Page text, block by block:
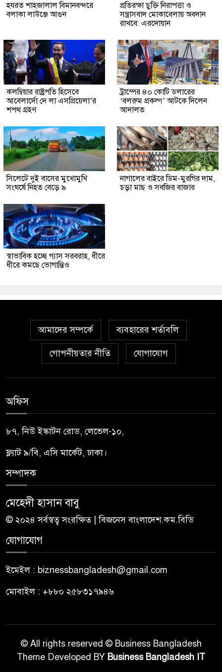
হযরত শাহজালাল বিমানবন্দরে
বলাকা লাউঞ্জে আগুন
প্রতিরক্ষা চুক্তি নিরাপত্তা ও
সন্ত্রাসবাদ মোকাবেলায় অবদান
রাখবে: এরদোয়ান
কলম্বিয়ার রাষ্ট্রপতি হিসেবে
আবেলার্দো দে লা এসপ্রিয়েলা’র
শপথ গ্রহণ
ট্রাম্পের ৪০ কোটি ডলারের
‘বলরুম প্রকল্প’ আটকে দিলেন
আদালত
সিলেটে দুই বাসের মুখোমুখি
সংঘর্ষে নিহত বেড়ে ৯
নাগালের বাইরে ডিম-মুরগির দাম,
চড়া মাছ ও সবজির বাজার
স্বাভাবিক হচ্ছে গ্যাস সরবরাহ, ধীরে
ধীরে কমছে ভোগান্তিও
আমাদের সম্পর্কে ব্যবহারের শর্তাবলি
গোপনীয়তার নীতি যোগাযোগ
অফিস
৮৭, নিউ ইস্কাটন রোড, লেভেল-১০,
ফ্ল্যাট ৯/বি, এসি মার্কেট, ঢাকা।
সম্পাদক
মেহেদী হাসান বাবু
© ২০২৪ সর্বস্বত্ব সংরক্ষিত | বিজনেস বাংলাদেশ.কম.বিডি
যোগাযোগ
ইমেইল : biznessbangladesh@gmail.com
মোবাইল : +৮৮০ ২৫৮৩১৭৯৪৬
© All rights reserved © Business Bangladesh
Theme Developed BY Business Bangladesh IT